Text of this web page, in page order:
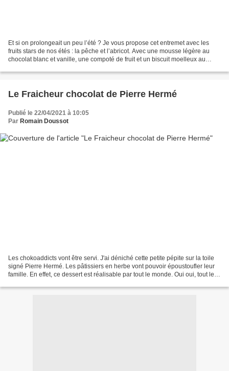
Et si on prolongeait un peu l’été ? Je vous propose cet entremet avec les
fruits stars de nos étés : la pêche et l’abricot. Avec une mousse légère au
chocolat blanc et vanille, une compoté de fruit et un biscuit moelleux au
Le Fraicheur chocolat de Pierre Hermé
Publié le 22/04/2021 à 10:05
Par Romain Doussot
Les chokoaddicts vont être servi. J'ai déniché cette petite pépite sur la toile
signé Pierre Hermé. Les pâtissiers en herbe vont pouvoir époustoufler leur
famille. En effet, ce dessert est réalisable par tout le monde. Oui oui, tout le